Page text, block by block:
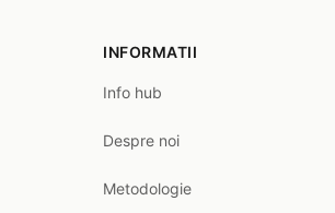
INFORMATII
Info hub
Despre noi
Metodologie